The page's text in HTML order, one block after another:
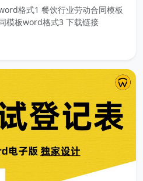
格式1 餐饮行业劳动合同模板
模板word格式3 下载链接